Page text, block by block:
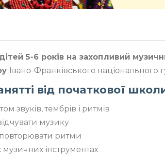
дітей 5-6 років на захопливий
Івано-Франківського національного
від початкової
звуків, тембрів і ритмів
музику
ритми
інструментах